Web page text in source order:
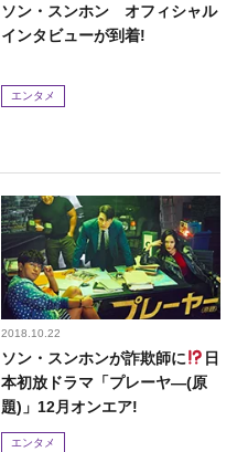
ソン・スンホン オフィシャル
インタビューが到着!
エンタメ
2018.10.22
ソン・スンホンが詐欺師に
日
本初放ドラマ「プレーヤ―(原
題)」12月オンエア!
エンタメ